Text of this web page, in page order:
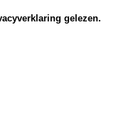
gelezen.